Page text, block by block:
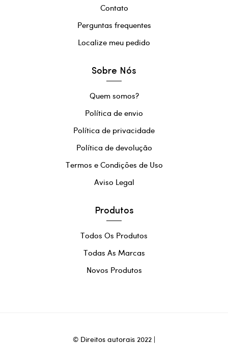
Contato
Perguntas frequentes
Localize meu pedido
Sobre Nós
Quem somos?
Política de envio
Política de privacidade
Política de devolução
Termos e Condições de Uso
Aviso Legal
Produtos
Todos Os Produtos
Todas As Marcas
Novos Produtos
© Direitos autorais 2022 |